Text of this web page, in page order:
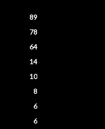
89
78
64
14
10
8
6
6